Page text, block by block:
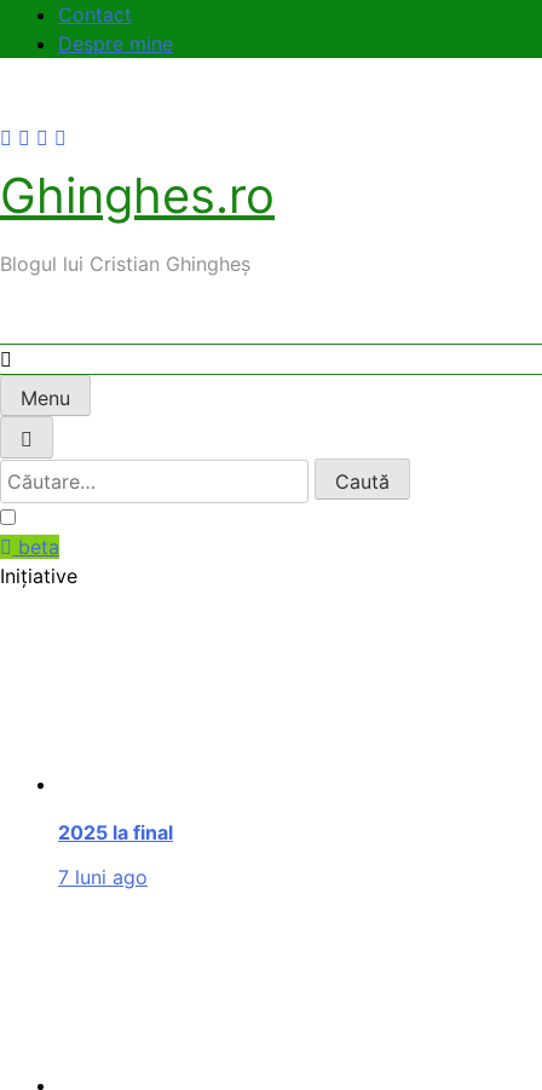
Skip
Contact
Despre mine
Ghinghes.ro
Blogul lui Cristian Ghingheș
Menu
Caută
după:
beta
Inițiative
2025 la final
7 luni ago